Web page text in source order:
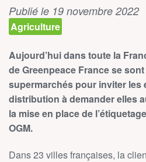
Publié le 19 novembre 2022
Agriculture
Aujourd’hui dans toute la
de Greenpeace France se
supermarchés pour inviter les
distribution à demander elles
la mise en place de
OGM.
Dans 23 villes françaises, la